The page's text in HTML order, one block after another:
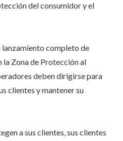
del consumidor y el
lanzamiento completo de
la Zona de Protección al
deben dirigirse para
clientes y mantener su
a sus clientes, sus clientes